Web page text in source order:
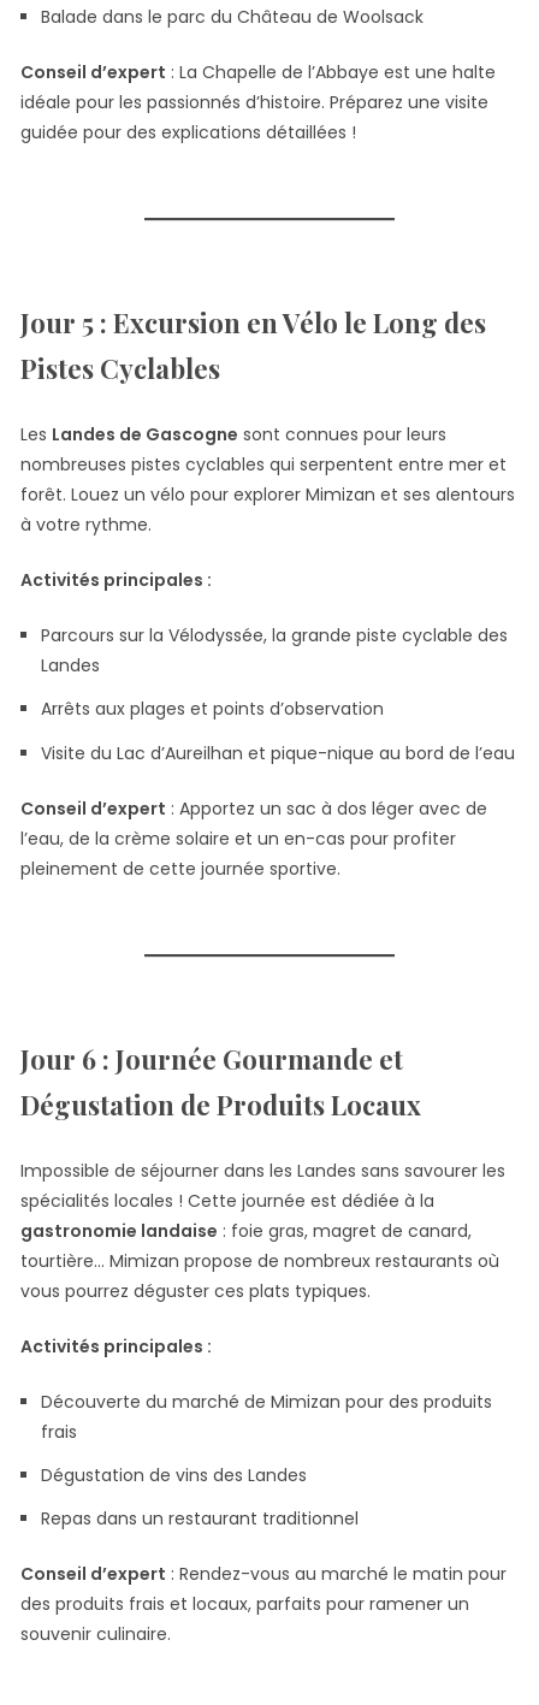
Balade dans le parc du Château de Woolsack
Conseil d’expert : La Chapelle de l’Abbaye est une halte
idéale pour les passionnés d’histoire. Préparez une visite
guidée pour des explications détaillées !
Jour 5 : Excursion en Vélo le Long des
Pistes Cyclables
Les Landes de Gascogne sont connues pour leurs
nombreuses pistes cyclables qui serpentent entre mer et
forêt. Louez un vélo pour explorer Mimizan et ses alentours
à votre rythme.
Activités principales :
Parcours sur la Vélodyssée, la grande piste cyclable des
Landes
Arrêts aux plages et points d’observation
Visite du Lac d’Aureilhan et pique-nique au bord de l’eau
Conseil d’expert : Apportez un sac à dos léger avec de
l’eau, de la crème solaire et un en-cas pour profiter
pleinement de cette journée sportive.
Jour 6 : Journée Gourmande et
Dégustation de Produits Locaux
Impossible de séjourner dans les Landes sans savourer les
spécialités locales ! Cette journée est dédiée à la
gastronomie landaise : foie gras, magret de canard,
tourtière… Mimizan propose de nombreux restaurants où
vous pourrez déguster ces plats typiques.
Activités principales :
Découverte du marché de Mimizan pour des produits
frais
Dégustation de vins des Landes
Repas dans un restaurant traditionnel
Conseil d’expert : Rendez-vous au marché le matin pour
des produits frais et locaux, parfaits pour ramener un
souvenir culinaire.